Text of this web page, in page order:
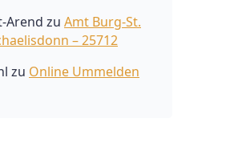
Arend zu Amt Burg-St.
– 25712
zu Online Ummelden